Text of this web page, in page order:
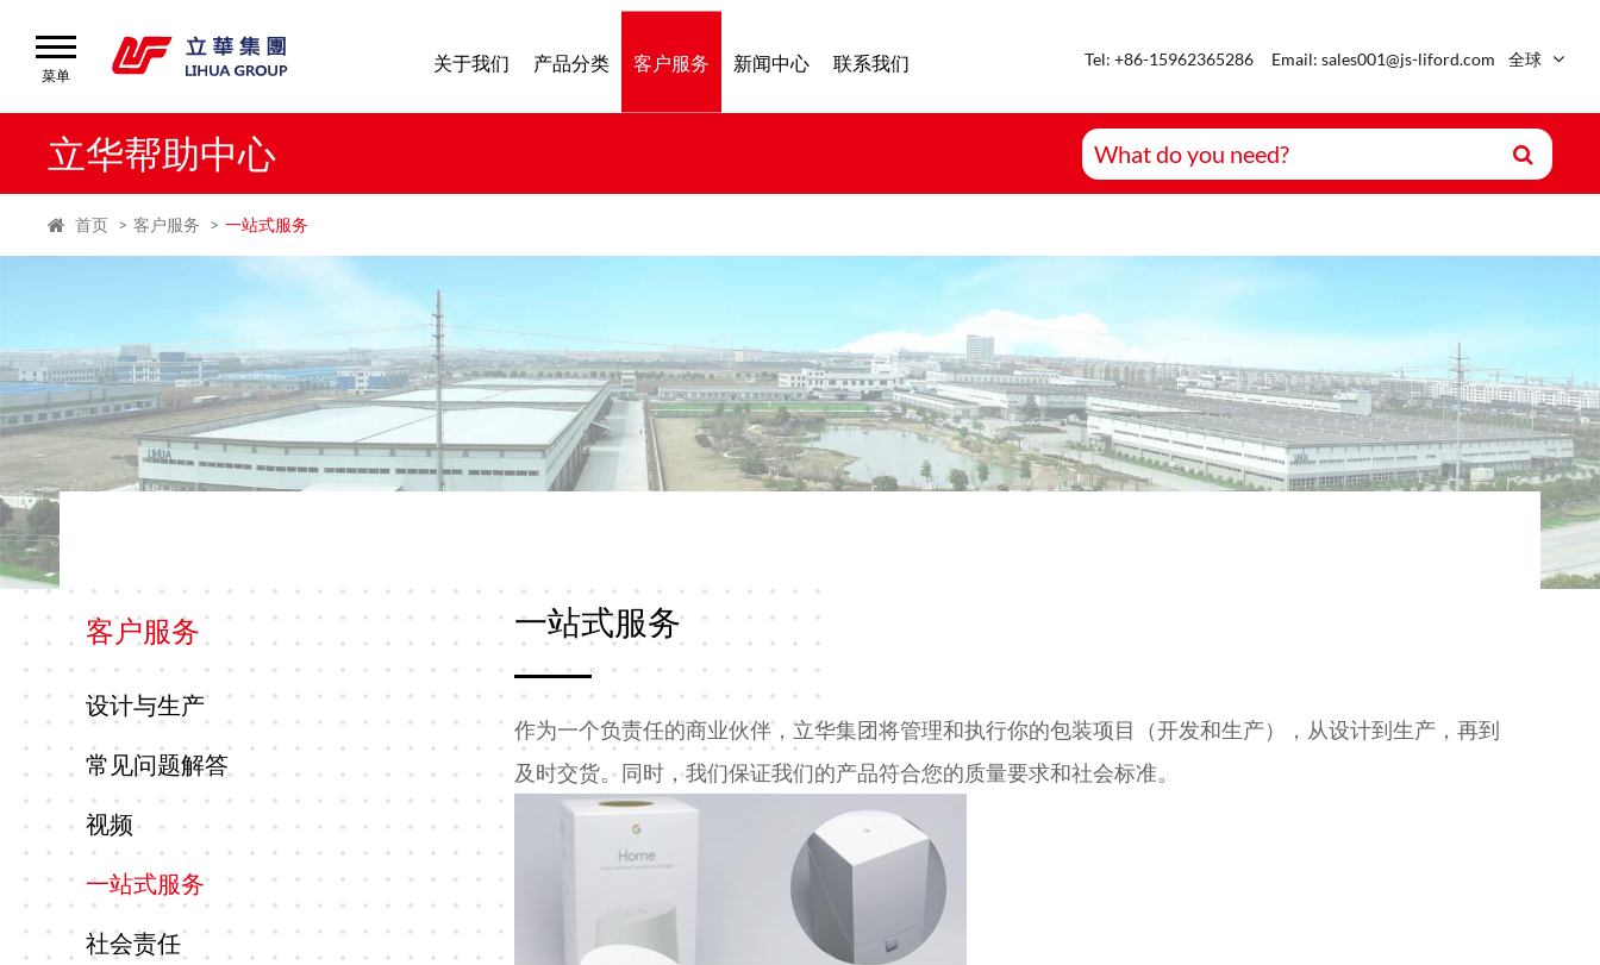
菜单
关于我们 产品分类 客户服务 新闻中心 联系我们 Tel: +86-15962365286 Email: sales001@js-liford.com 全球
菜单
关
于
产
品
分
片
签
册
压
纸
立华帮助中心
首页 客户服务 一站式服务
客户服务
设计与生产
常见问题解答
视频
一站式服务
社会责任
一站式服务
作为一个负责任的商业伙伴，立华集团将管理和执行你的包装项目（开发和生产），从设计到生产，再到
及时交货。同时，我们保证我们的产品符合您的质量要求和社会标准。